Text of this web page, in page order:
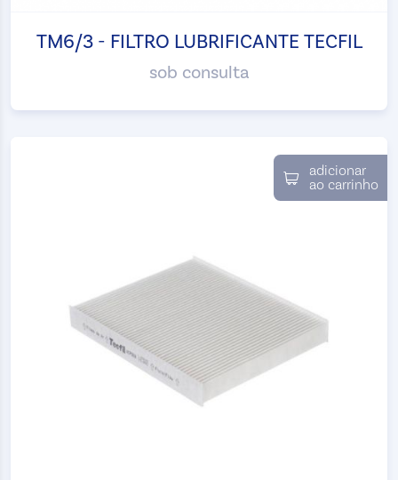
TM6/3 - FILTRO LUBRIFICANTE TECFIL
sob consulta
adicionar
ao carrinho